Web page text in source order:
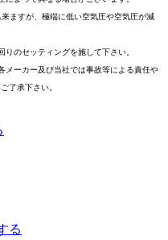
ますが、極端に低い空気圧や空気圧が減
のセッティングを施して下さい。
メーカー及び当社では事故等による責任や
了承下さい。
る